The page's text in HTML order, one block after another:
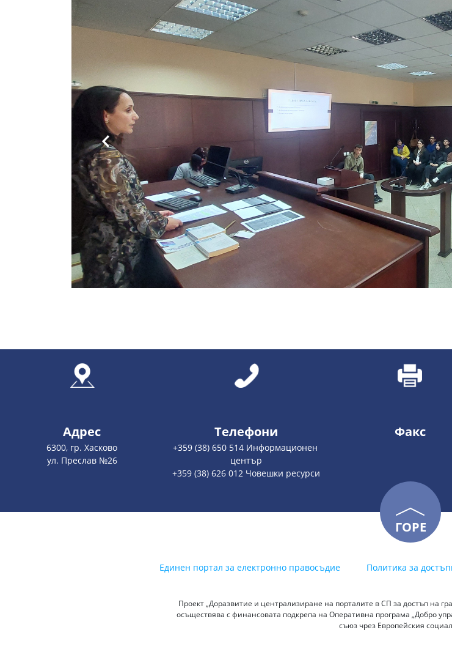
Адрес
6300, гр. Хасково
ул. Преслав №26
Телефони
+359 (38) 650 514 Информационен
център
+359 (38) 626 012 Човешки ресурси
Факс
ГОРЕ
Единен портал за електронно правосъдие Политика за
Проект „Доразвитие и централизиране на порталите в СП за достъп на
осъществява с финансовата подкрепа на Оперативна програма „Добро
съюз чрез Европейския